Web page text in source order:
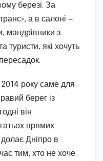
березі. За
а в салоні —
мандрівники з
туристи, які хочуть
року саме для
берег із
він
прямих
долає Дніпро в
тим, хто не хоче